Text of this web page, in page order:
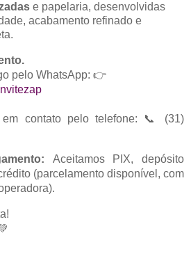
e papelaria, desenvolvidas
acabamento refinado e
pelo WhatsApp: 👉
contato pelo telefone: 📞 (31)
Aceitamos PIX, depósito
(parcelamento disponível, com